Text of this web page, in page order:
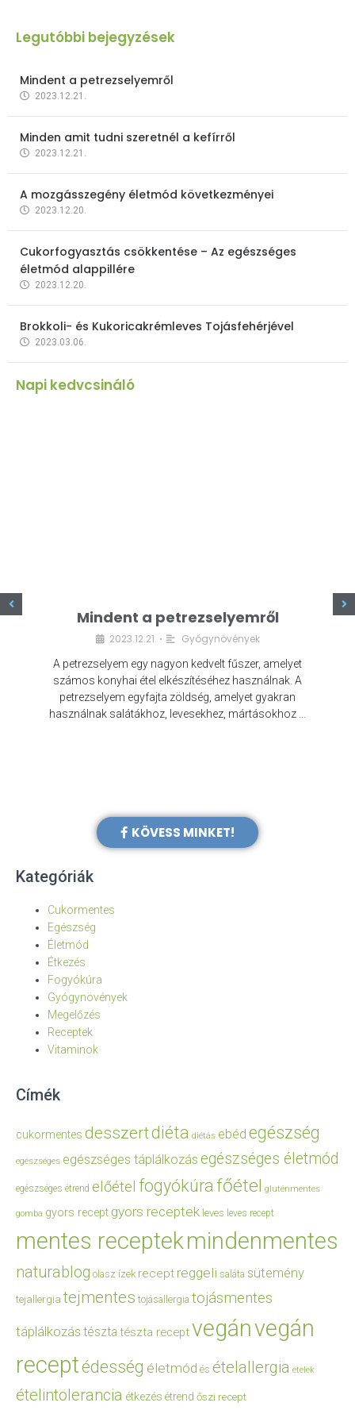
Legutóbbi bejegyzések
Mindent a petrezselyemről
2023.12.21.
Minden amit tudni szeretnél a kefírről
2023.12.21.
A mozgásszegény életmód következményei
2023.12.20.
Cukorfogyasztás csökkentése – Az egészséges
életmód alappillére
2023.12.20.
Brokkoli- és Kukoricakrémleves Tojásfehérjével
2023.03.06.
Napi kedvcsináló
Mindent a petrezselyemről
2023.12.21. • Gyógynövények
A petrezselyem egy nagyon kedvelt fűszer, amelyet
számos konyhai étel elkészítéséhez használnak. A
petrezselyem egyfajta zöldség, amelyet gyakran
használnak salátákhoz, levesekhez, mártásokhoz …
KÖVESS MINKET!
Kategóriák
Cukormentes
Egészség
Életmód
Étkezés
Fogyókúra
Gyógynövények
Megelőzés
Receptek
Vitaminok
Címék
cukormentes desszertdiéta diétás ebéd egészség
egészséges egészséges táplálkozás egészséges életmód
egészséges étrend előétel fogyókúrafőétel gluténmentes
gomba gyors recept gyors receptek leves leves recept
mentes receptekmindenmentes
naturablog olasz ízek recept reggeli saláta sütemény
tejallergia tejmentes tojásallergia tojásmentes
táplálkozás tészta tészta receptvegánvegán
receptédesség életmód és ételallergia ételek
ételintolerancia étkezés étrend őszi recept